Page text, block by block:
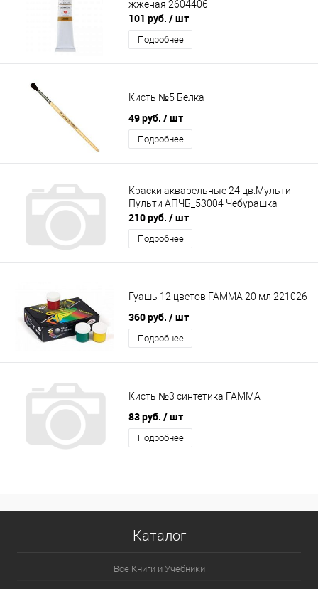
жженая 2604406
101 руб. / шт
Подробнее
Кисть №5 Белка
49 руб. / шт
Подробнее
Краски акварельные 24 цв.Мульти-
Пульти АПЧБ_53004 Чебурашка
210 руб. / шт
Подробнее
Гуашь 12 цветов ГАММА 20 мл 221026
360 руб. / шт
Подробнее
Кисть №3 синтетика ГАММА
83 руб. / шт
Подробнее
Каталог
Все Книги и Учебники